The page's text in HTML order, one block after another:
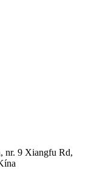
nr. 9 Xiangfu Rd,